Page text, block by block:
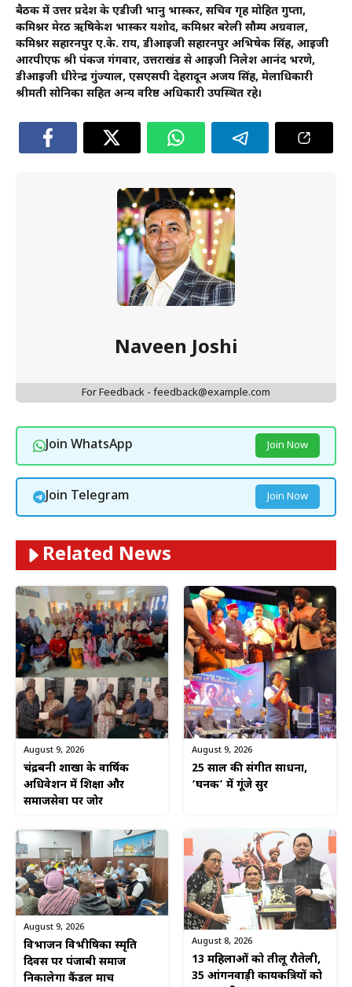
बैठक में उत्तर प्रदेश के एडीजी भानु भास्कर, सचिव गृह मोहित गुप्ता,
कमिश्नर मेरठ ऋषिकेश भास्कर यशोद, कमिश्नर बरेली सौम्य अग्रवाल,
कमिश्नर सहारनपुर ए.के. राय, डीआईजी सहारनपुर अभिषेक सिंह, आईजी
आरपीएफ श्री पंकज गंगवार, उत्तराखंड से आईजी निलेश आनंद भरणे,
डीआईजी धीरेन्द्र गुंज्याल, एसएसपी देहरादून अजय सिंह, मेलाधिकारी
श्रीमती सोनिका सहित अन्य वरिष्ठ अधिकारी उपस्थित रहे।
Naveen Joshi
For Feedback - feedback@example.com
Join WhatsApp Join Now
Join Telegram Join Now
Related News
August 9, 2026
चंद्रबनी शाखा के वार्षिक
अधिवेशन में शिक्षा और
समाजसेवा पर जोर
August 9, 2026
25 साल की संगीत साधना,
‘घनक’ में गूंजे सुर
August 9, 2026
विभाजन विभीषिका स्मृति
दिवस पर पंजाबी समाज
निकालेगा कैंडल मार्च
August 8, 2026
13 महिलाओं को तीलू रौतेली,
35 आंगनवाड़ी कार्यकत्रियों को